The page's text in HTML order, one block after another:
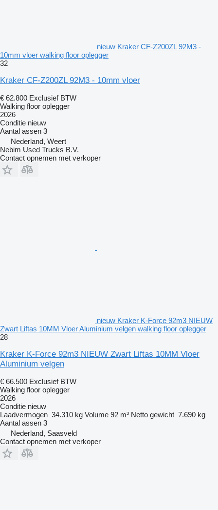
nieuw Kraker CF-Z200ZL 92M3 -
10mm vloer walking floor oplegger
32
Kraker CF-Z200ZL 92M3 - 10mm vloer
€ 62.800 Exclusief BTW
Walking floor oplegger
2026
Conditie nieuw
Aantal assen 3
Nederland, Weert
Nebim Used Trucks B.V.
Contact opnemen met verkoper
nieuw Kraker K-Force 92m3 NIEUW
Zwart Liftas 10MM Vloer Aluminium velgen walking floor oplegger
28
Kraker K-Force 92m3 NIEUW Zwart Liftas 10MM Vloer
Aluminium velgen
€ 66.500 Exclusief BTW
Walking floor oplegger
2026
Conditie nieuw
Laadvermogen 34.310 kg Volume 92 m³ Netto gewicht 7.690 kg
Aantal assen 3
Nederland, Saasveld
Contact opnemen met verkoper